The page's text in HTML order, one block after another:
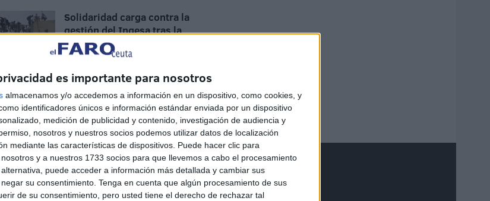
es importante para nosotros
almacenamos y/o accedemos a información en un dispositivo, como cookies, y
identificadores únicos e información estándar enviada por un dispositivo
medición de publicidad y contenido, investigación de audiencia y
nosotros y nuestros socios podemos utilizar datos de localización
mediante las características de dispositivos. Puede hacer clic para
y a nuestros 1733 socios para que llevemos a cabo el procesamiento
puede acceder a información más detallada y cambiar sus
su consentimiento. Tenga en cuenta que algún procesamiento de sus
de su consentimiento, pero usted tiene el derecho de rechazar tal
Solidaridad carga contra la
gestión del Ingesa tras la
crisis en Ceuta: "Los
sanitarios han sido
HACE 1 HORA